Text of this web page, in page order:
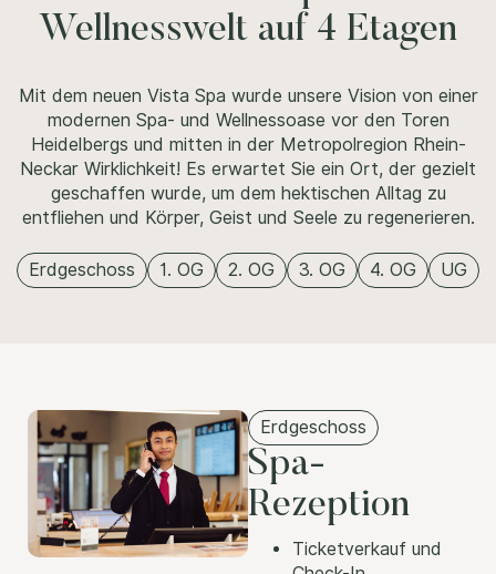
Wellnesswelt auf 4 Etagen
Mit dem neuen Vista Spa wurde unsere Vision von einer
modernen Spa- und Wellnessoase vor den Toren
Heidelbergs und mitten in der Metropolregion Rhein-
Neckar Wirklichkeit! Es erwartet Sie ein Ort, der gezielt
geschaffen wurde, um dem hektischen Alltag zu
entfliehen und Körper, Geist und Seele zu regenerieren.
Erdgeschoss 1. OG 2. OG 3. OG 4. OG UG
Erdgeschoss
Spa-
Rezeption
Ticketverkauf und